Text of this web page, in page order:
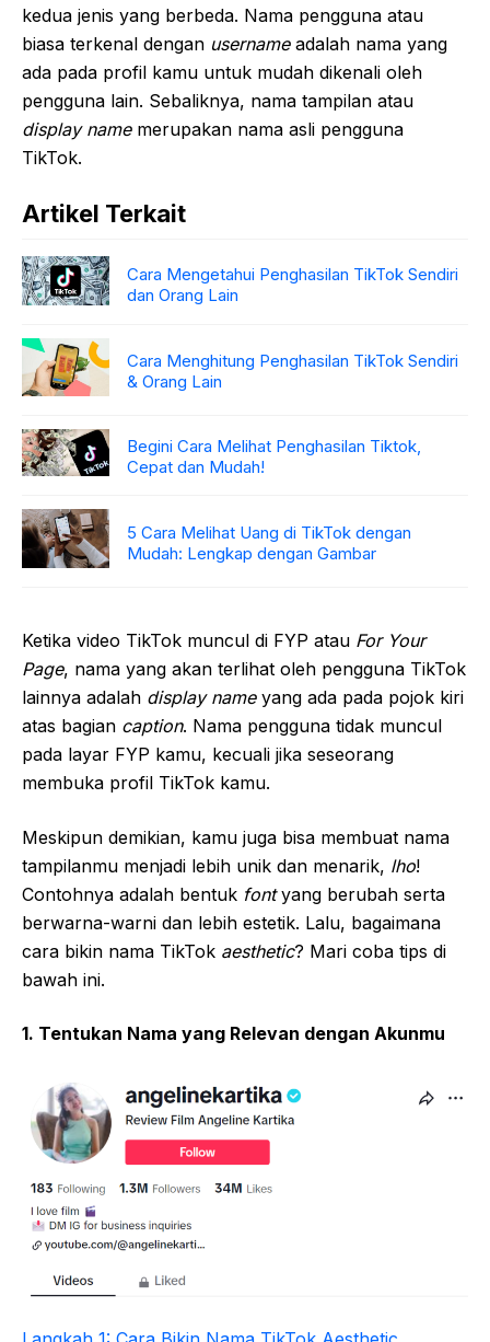
kedua jenis yang berbeda. Nama pengguna atau
biasa terkenal dengan usernameadalah nama yang
ada pada profil kamu untuk mudah dikenali oleh
pengguna lain. Sebaliknya, nama tampilan atau
display namemerupakan nama asli pengguna
TikTok.
Artikel Terkait
Cara Mengetahui Penghasilan TikTok Sendiri
dan Orang Lain
Cara Menghitung Penghasilan TikTok Sendiri
& Orang Lain
Begini Cara Melihat Penghasilan Tiktok,
Cepat dan Mudah!
5 Cara Melihat Uang di TikTok dengan
Mudah: Lengkap dengan Gambar
Ketika video TikTok muncul di FYP atau For Your
Page, nama yang akan terlihat oleh pengguna TikTok
lainnya adalah display nameyang ada pada pojok kiri
atas bagian caption. Nama pengguna tidak muncul
pada layar FYP kamu, kecuali jika seseorang
membuka profil TikTok kamu.
Meskipun demikian, kamu juga bisa membuat nama
tampilanmu menjadi lebih unik dan menarik, lho!
Contohnya adalah bentuk fontyang berubah serta
berwarna-warni dan lebih estetik. Lalu, bagaimana
cara bikin nama TikTok aesthetic? Mari coba tips di
bawah ini.
1. Tentukan Nama yang Relevan dengan Akunmu